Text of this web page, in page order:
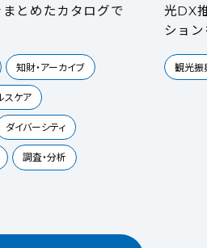
カタログで
ーカイブ
ティ
析
光DX推進に
ションを紹介
観光振興 自